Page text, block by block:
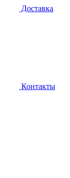
Доставка
Контакты